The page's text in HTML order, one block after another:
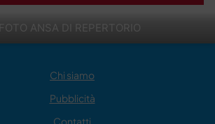
FOTO ANSA DI REPERTORIO
Chi siamo
Pubblicità